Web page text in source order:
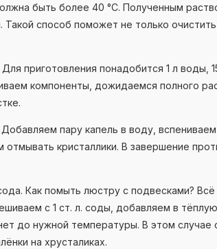
быть более 40 °С. Полученным
способ поможет не только
приготовления понадобится 1 л воды,
компоненты, дожидаемся полного
пару капель в воду,
отмывать кристаллики. В завершение
Как помыть люстру с подвесками?
с 1 ст. л. соды, добавляем в
до нужной температуры. В этом случае
на хрусталиках.